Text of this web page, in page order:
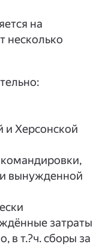
на
несколько
и Херсонской
вынужденной
затраты
в т.?ч. сборы за